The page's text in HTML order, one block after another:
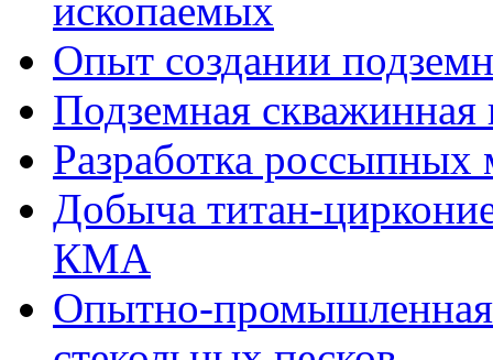
ископаемых
Опыт создании
Подземная скважинная
Разработка
Добыча титан-
КМА
Опытно-